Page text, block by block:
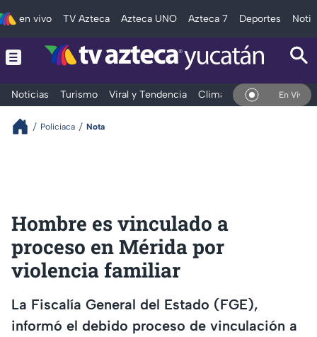
en vivo TV Azteca Azteca UNO Azteca 7 Deportes
Noticias Turismo Viral y Tendencia Clima Deportes En Vivo
Policiaca Nota
Hombre es vinculado a
proceso en Mérida por
violencia familiar
La Fiscalía General del Estado (FGE),
informó el debido proceso de vinculación a